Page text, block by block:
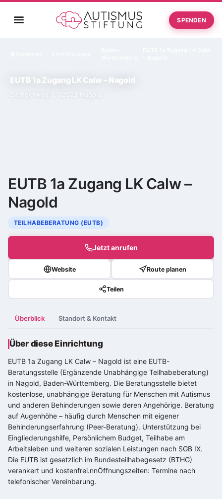
SPENDEN
EUTB 1a Zugang LK Calw – Nagold
Zwingerweg 3, 72022 Nagold
EUTB 1a Zugang LK Calw –
Nagold
TEILHABEBERATUNG (EUTB)
Jetzt anrufen
Website Route planen
Teilen
Überblick Standort & Kontakt
Über diese Einrichtung
EUTB 1a Zugang LK Calw – Nagold ist eine EUTB-
Beratungsstelle (Ergänzende Unabhängige Teilhabeberatung)
in Nagold, Baden-Württemberg. Die Beratungsstelle bietet
kostenlose, unabhängige Beratung für Menschen mit Autismus
und anderen Behinderungen sowie deren Angehörige. Beratung
auf Augenhöhe – häufig durch Menschen mit eigener
Behinderungserfahrung (Peer-Beratung). Unterstützung bei
Eingliederungshilfe, Persönlichem Budget, Teilhabe am
Arbeitsleben und weiteren sozialen Leistungen nach SGB IX.
Die EUTB ist gesetzlich im Bundesteilhabegesetz (BTHG)
verankert und kostenfrei.nnÖffnungszeiten: Termine nach
telefonischer Vereinbarung.